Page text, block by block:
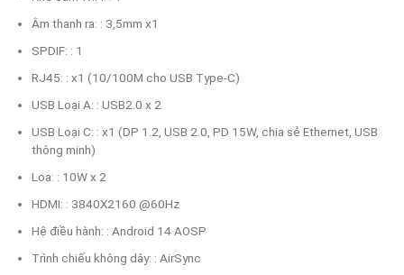
Âm thanh ra: : 3,5mm x1
SPDIF: : 1
RJ45: : x1 (10/100M cho USB Type-C)
USB Loại A: : USB2.0 x 2
USB Loại C: : x1 (DP 1.2, USB 2.0, PD 15W, chia sẻ Ethernet, USB
thông minh)
Loa: : 10W x 2
HDMI: : 3840X2160 @60Hz
Hệ điều hành: : Android 14 AOSP
Trình chiếu không dây: : AirSync